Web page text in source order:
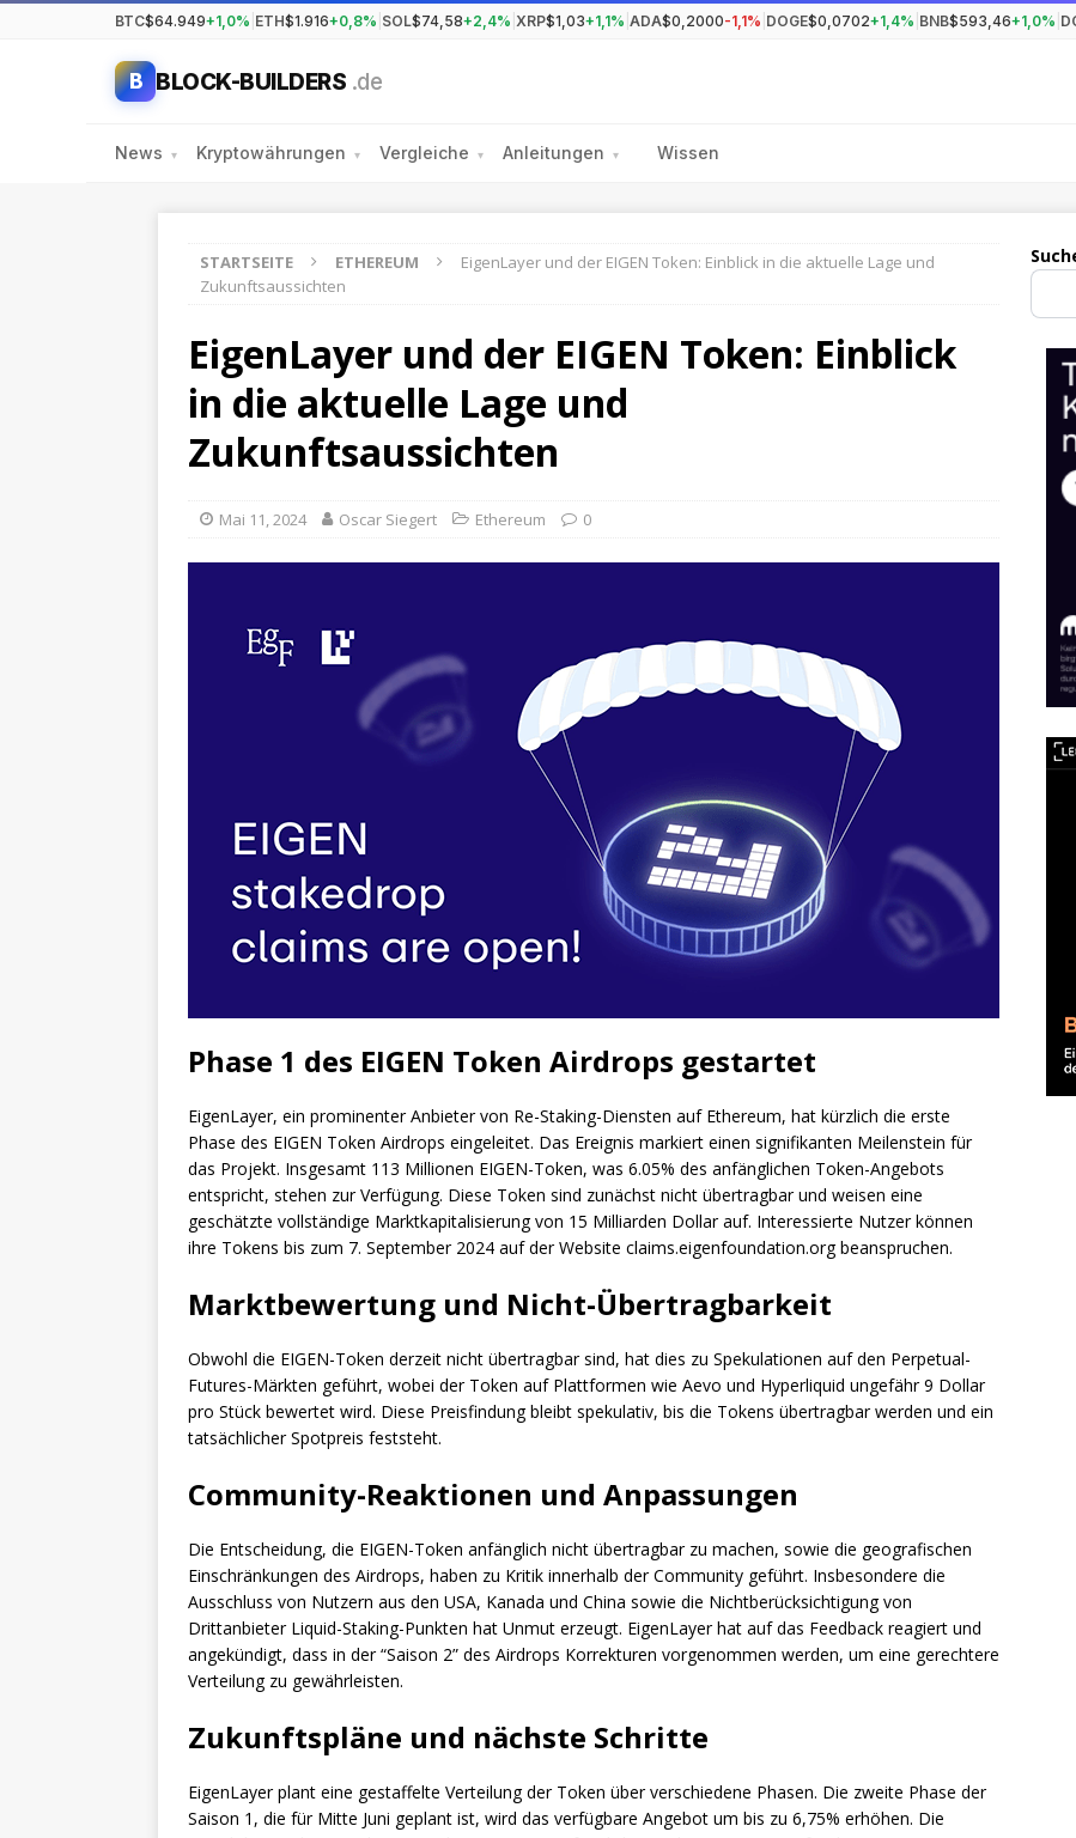
BTC$64.949+1,0% ETH$1.916+0,8% SOL$74,58+2,4% XRP$1,03+1,1% ADA$0,2000-1,1% DOGE$0,0702+1,4% BNB$593,46+1,0%
B BLOCK-BUILDERS .de
News ▾ Kryptowährungen ▾ Vergleiche ▾ Anleitungen ▾ Wissen
STARTSEITE ETHEREUM
EigenLayer und der EIGEN Token: Einblick in die aktuelle Lage und
Zukunftsaussichten
EigenLayer und der EIGEN Token: Einblick
in die aktuelle Lage und
Zukunftsaussichten
Mai 11, 2024 Oscar Siegert Ethereum 0
Phase 1 des EIGEN Token Airdrops gestartet
EigenLayer, ein prominenter Anbieter von Re-Staking-Diensten auf Ethereum, hat kürzlich die erste
Phase des EIGEN Token Airdrops eingeleitet. Das Ereignis markiert einen signifikanten Meilenstein für
das Projekt. Insgesamt 113 Millionen EIGEN-Token, was 6.05% des anfänglichen Token-Angebots
entspricht, stehen zur Verfügung. Diese Token sind zunächst nicht übertragbar und weisen eine
geschätzte vollständige Marktkapitalisierung von 15 Milliarden Dollar auf. Interessierte Nutzer können
ihre Tokens bis zum 7. September 2024 auf der Website claims.eigenfoundation.org beanspruchen.
Marktbewertung und Nicht-Übertragbarkeit
Obwohl die EIGEN-Token derzeit nicht übertragbar sind, hat dies zu Spekulationen auf den Perpetual-
Futures-Märkten geführt, wobei der Token auf Plattformen wie Aevo und Hyperliquid ungefähr 9 Dollar
pro Stück bewertet wird. Diese Preisfindung bleibt spekulativ, bis die Tokens übertragbar werden und ein
tatsächlicher Spotpreis feststeht.
Community-Reaktionen und Anpassungen
Die Entscheidung, die EIGEN-Token anfänglich nicht übertragbar zu machen, sowie die geografischen
Einschränkungen des Airdrops, haben zu Kritik innerhalb der Community geführt. Insbesondere die
Ausschluss von Nutzern aus den USA, Kanada und China sowie die Nichtberücksichtigung von
Drittanbieter Liquid-Staking-Punkten hat Unmut erzeugt. EigenLayer hat auf das Feedback reagiert und
angekündigt, dass in der “Saison 2” des Airdrops Korrekturen vorgenommen werden, um eine gerechtere
Verteilung zu gewährleisten.
Zukunftspläne und nächste Schritte
EigenLayer plant eine gestaffelte Verteilung der Token über verschiedene Phasen. Die zweite Phase der
Saison 1, die für Mitte Juni geplant ist, wird das verfügbare Angebot um bis zu 6,75% erhöhen. Die